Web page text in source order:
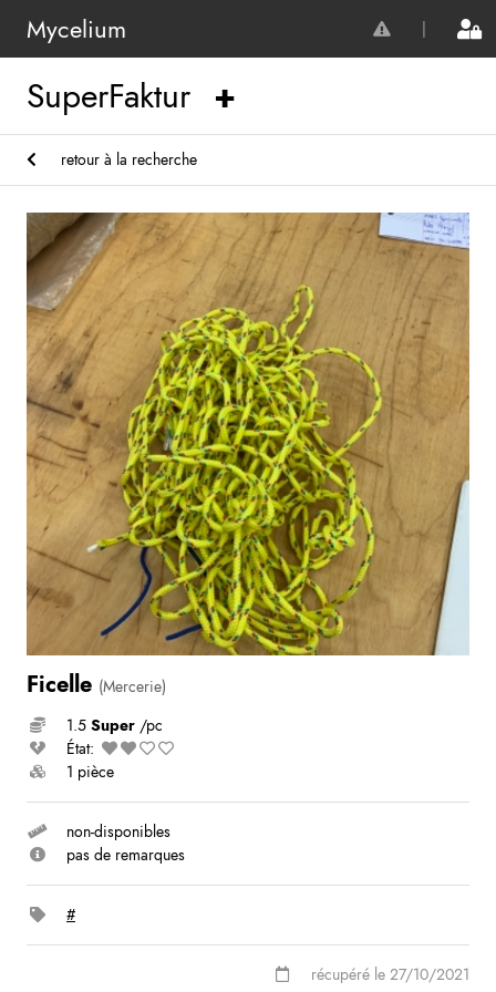
Mycelium |
SuperFaktur
retour à la recherche
Ficelle (Mercerie)
1.5 Super /pc
État:
1 pièce
non-disponibles
pas de remarques
#
récupéré le 27/10/2021